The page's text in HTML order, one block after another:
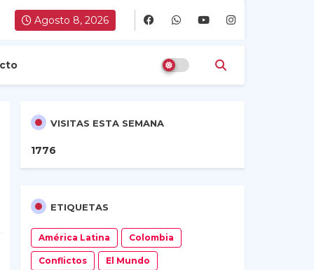
Agosto 8, 2026
VISITAS ESTA SEMANA
1776
ETIQUETAS
América Latina Colombia
Conflictos El Mundo